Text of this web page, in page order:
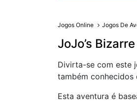
Jogos Online Jogos De
JoJo’s
Divirta-se com este
também conhecidos
Esta aventura é